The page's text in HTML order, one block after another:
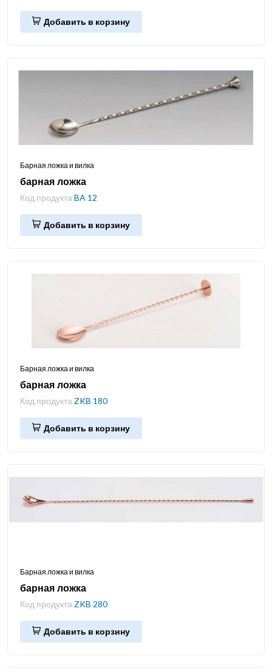
Добавить в корзину
Барная ложка и вилка
барная ложка
Код продукта BA 12
Добавить в корзину
Барная ложка и вилка
барная ложка
Код продукта ZKB 180
Добавить в корзину
Барная ложка и вилка
барная ложка
Код продукта ZKB 280
Добавить в корзину